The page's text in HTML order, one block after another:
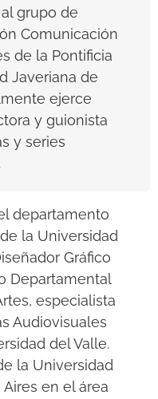
grupo de
Comunicación
de la Pontificia
Javeriana de
ejerce
yguionista
y series
departamento
la Universidad
Gráfico
Departamental
especialista
Audiovisuales
del Valle.
la Universidad
en el área